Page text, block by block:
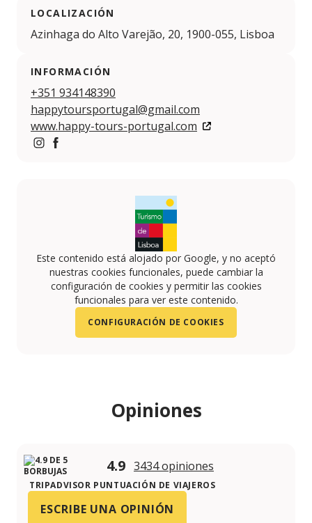
LOCALIZACIÓN
Azinhaga do Alto Varejão, 20, 1900-055, Lisboa
INFORMACIÓN
+351 934148390
happytoursportugal@gmail.com
www.happy-tours-portugal.com
Este contenido está alojado por Google, y no aceptó
nuestras cookies funcionales, puede cambiar la
configuración de cookies y permitir las cookies
funcionales para ver este contenido.
CONFIGURACIÓN DE COOKIES
Opiniones
4.9 3434 opiniones
TRIPADVISOR PUNTUACIÓN DE VIAJEROS
ESCRIBE UNA OPINIÓN